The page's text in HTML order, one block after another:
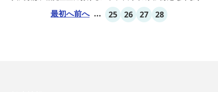
最初へ前へ ... 25 26 27 28